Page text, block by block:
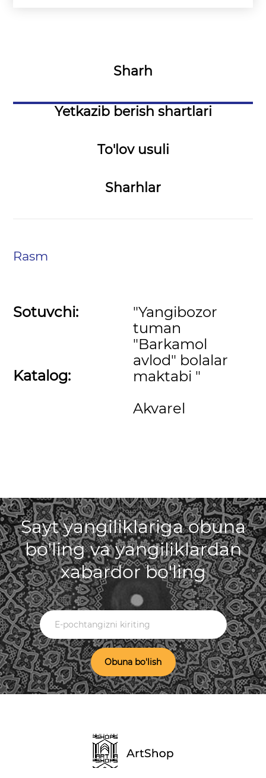
Sharh
Yetkazib berish shartlari
To'lov usuli
Sharhlar
Rasm
Sotuvchi:
Katalog:
"Yangibozor
tuman
"Barkamol
avlod" bolalar
maktabi "
Akvarel
Sayt yangiliklariga obuna
bo'ling va yangiliklardan
xabardor bo'ling
Obuna bo'lish